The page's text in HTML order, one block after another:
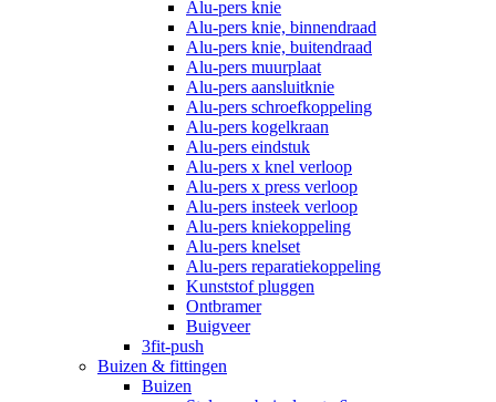
Alu-pers knie
Alu-pers knie, binnendraad
Alu-pers knie, buitendraad
Alu-pers muurplaat
Alu-pers aansluitknie
Alu-pers schroefkoppeling
Alu-pers kogelkraan
Alu-pers eindstuk
Alu-pers x knel verloop
Alu-pers x press verloop
Alu-pers insteek verloop
Alu-pers kniekoppeling
Alu-pers knelset
Alu-pers reparatiekoppeling
Kunststof pluggen
Ontbramer
Buigveer
3fit-push
Buizen & fittingen
Buizen